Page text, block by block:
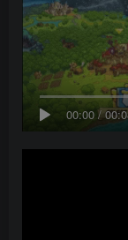
00:00 /